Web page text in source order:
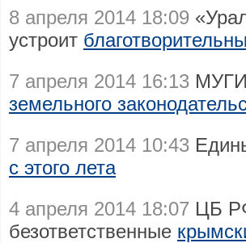
8 апреля 2014 18:09
устроит
7 апреля 2014 16:13
земельного
7 апреля 2014 10:43
с этого лета
4 апреля 2014 18:07 ЦБ
безответственные